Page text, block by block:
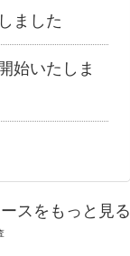
ました
始いたしま
スをもっと見る